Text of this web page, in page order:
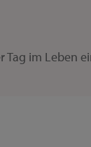
im Leben